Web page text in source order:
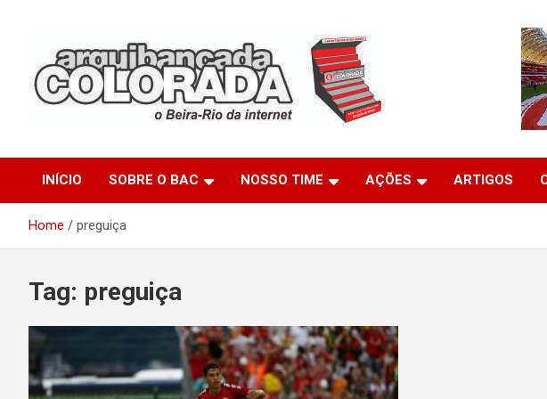
Arquibancada Colorada
INÍCIO SOBRE O BAC NOSSO TIME AÇÕES ARTIGOS
Home preguiça
Tag: preguiça